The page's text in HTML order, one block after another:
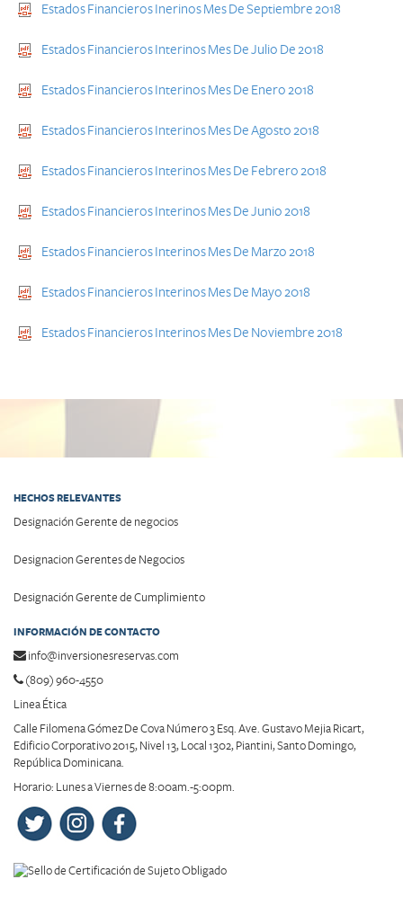
Estados Financieros Inerinos Mes De Septiembre 2018
Estados Financieros Interinos Mes De Julio De 2018
Estados Financieros Interinos Mes De Enero 2018
Estados Financieros Interinos Mes De Agosto 2018
Estados Financieros Interinos Mes De Febrero 2018
Estados Financieros Interinos Mes De Junio 2018
Estados Financieros Interinos Mes De Marzo 2018
Estados Financieros Interinos Mes De Mayo 2018
Estados Financieros Interinos Mes De Noviembre 2018
HECHOS RELEVANTES
Designación Gerente de negocios
Designacion Gerentes de Negocios
Designación Gerente de Cumplimiento
INFORMACIÓN DE CONTACTO
info@inversionesreservas.com
(809) 960-4550
Linea Ética
Calle Filomena Gómez De Cova Número 3 Esq. Ave. Gustavo Mejia Ricart,
Edificio Corporativo 2015, Nivel 13, Local 1302, Piantini, Santo Domingo,
República Dominicana.
Horario: Lunes a Viernes de 8:00am.-5:00pm.